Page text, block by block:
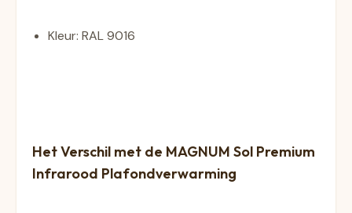
Kleur: RAL 9016
Het Verschil met de MAGNUM Sol Premium
Infrarood Plafondverwarming